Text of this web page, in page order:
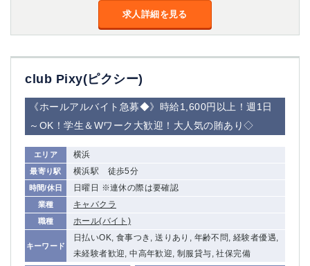
求人詳細を見る
club Pixy(ピクシー)
《ホールアルバイト急募◆》時給1,600円以上！週1日
～OK！学生＆Wワーク大歓迎！大人気の賄あり◇
エリア 横浜
最寄り駅 横浜駅 徒歩5分
時間/休日 日曜日 ※連休の際は要確認
業種 キャバクラ
職種 ホール(バイト)
キーワード
日払いOK, 食事つき, 送りあり, 年齢不問, 経験者優遇,
未経験者歓迎, 中高年歓迎, 制服貸与, 社保完備
浅草
幡ヶ谷
市川
西麻布
五井
神奈川県
関内
川崎
本厚木
新横浜
藤沢
武蔵小杉
小田原
横浜・桜木町
関内・馬車道・日ノ出町
武蔵新城